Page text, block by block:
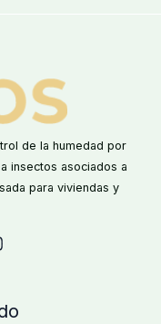
de la humedad por
insectos asociados a
para viviendas y